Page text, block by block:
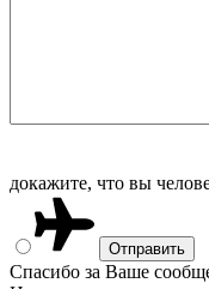
докажите, что вы
Спасибо за Ваше